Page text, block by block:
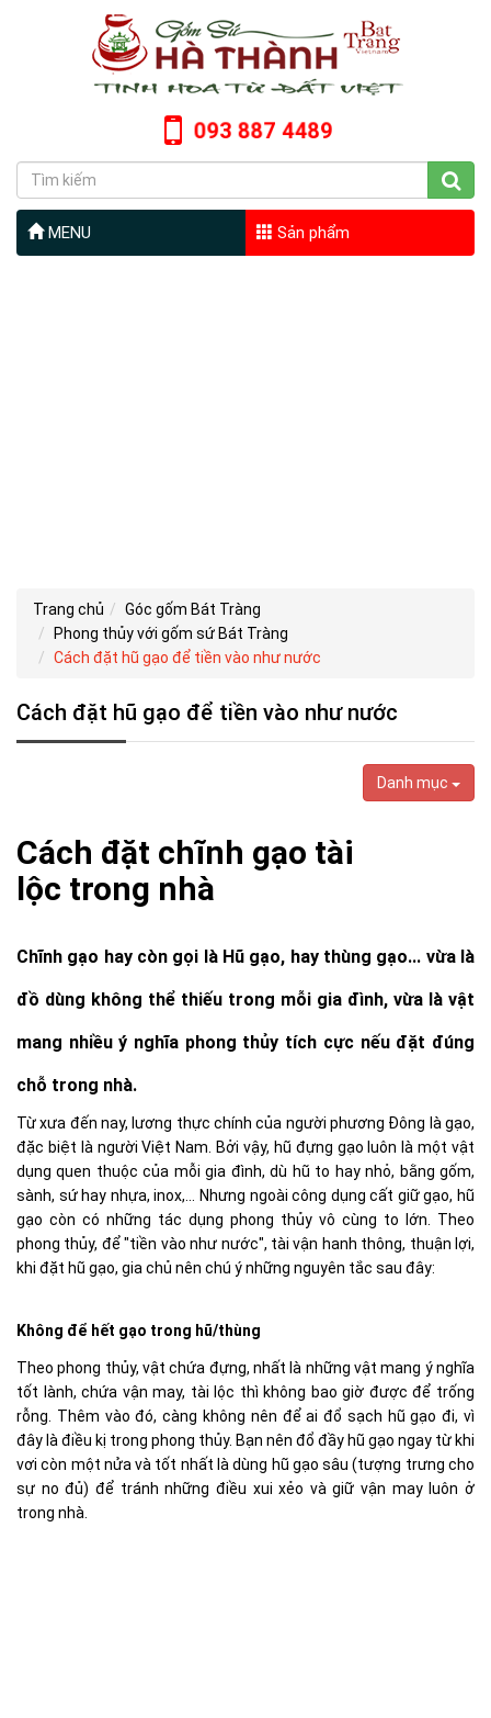
093 887 4489
MENU Sản phẩm
Trang chủ
Góc gốm Bát Tràng
Phong thủy với gốm sứ Bát Tràng
Cách đặt hũ gạo để tiền vào như nước
Cách đặt hũ gạo để tiền vào như nước
Danh mục
Cách đặt chĩnh gạo tài
lộc trong nhà
Chĩnh gạo hay còn gọi là Hũ gạo, hay thùng gạo... vừa là
đồ dùng không thể thiếu trong mỗi gia đình, vừa là vật
mang nhiều ý nghĩa phong thủy tích cực nếu đặt đúng
chỗ trong nhà.
Từ xưa đến nay, lương thực chính của người phương Đông là gạo,
đặc biệt là người Việt Nam. Bởi vậy, hũ đựng gạo luôn là một vật
dụng quen thuộc của mỗi gia đình, dù hũ to hay nhỏ, bằng gốm,
sành, sứ hay nhựa, inox,... Nhưng ngoài công dụng cất giữ gạo, hũ
gạo còn có những tác dụng phong thủy vô cùng to lớn. Theo
phong thủy, để "tiền vào như nước", tài vận hanh thông, thuận lợi,
khi đặt hũ gạo, gia chủ nên chú ý những nguyên tắc sau đây:
Không để hết gạo trong hũ/thùng
Theo phong thủy, vật chứa đựng, nhất là những vật mang ý nghĩa
tốt lành, chứa vận may, tài lộc thì không bao giờ được để trống
rỗng. Thêm vào đó, càng không nên để ai đổ sạch hũ gạo đi, vì
đây là điều kị trong phong thủy. Bạn nên đổ đầy hũ gạo ngay từ khi
vơi còn một nửa và tốt nhất là dùng hũ gạo sâu (tượng trưng cho
sự no đủ) để tránh những điều xui xẻo và giữ vận may luôn ở
trong nhà.